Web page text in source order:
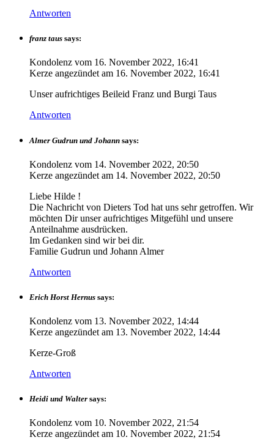
Antworten
franz taus says:
Kondolenz vom 16. November 2022, 16:41
Kerze angezündet am 16. November 2022, 16:41
Unser aufrichtiges Beileid Franz und Burgi Taus
Antworten
Almer Gudrun und Johann says:
Kondolenz vom 14. November 2022, 20:50
Kerze angezündet am 14. November 2022, 20:50
Liebe Hilde !
Die Nachricht von Dieters Tod hat uns sehr getroffen. Wir
möchten Dir unser aufrichtiges Mitgefühl und unsere
Anteilnahme ausdrücken.
Im Gedanken sind wir bei dir.
Familie Gudrun und Johann Almer
Antworten
Erich Horst Hernus says:
Kondolenz vom 13. November 2022, 14:44
Kerze angezündet am 13. November 2022, 14:44
Kerze-Groß
Antworten
Heidi und Walter says:
Kondolenz vom 10. November 2022, 21:54
Kerze angezündet am 10. November 2022, 21:54